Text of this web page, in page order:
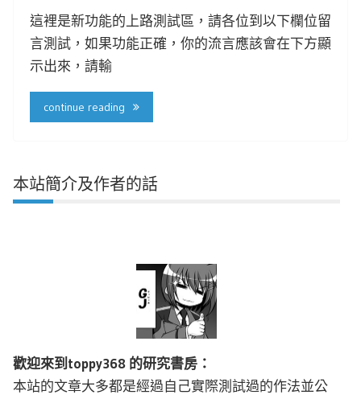
這裡是新功能的上路測試區，請各位到以下欄位留
言測試，如果功能正確，你的流言應該會在下方顯
示出來，請輸
continue reading
本站簡介及作者的話
歡迎來到toppy368 的研究書房：
本站的文章大多都是經過自己實際測試過的作法並公